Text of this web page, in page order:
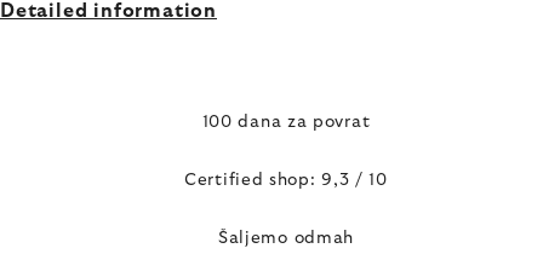
Detailed information
100 dana za povrat
Certified shop: 9,3 / 10
Šaljemo odmah